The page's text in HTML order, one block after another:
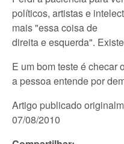
políticos, artistas e
mais "essa coisa de
direita e esquerda".
E um bom teste é checar
a pessoa entende por
Artigo publicado
07/08/2010